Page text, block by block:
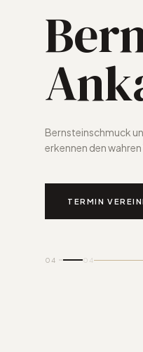
Bernsteinschmuck
erkennen den
TERMIN
04 04